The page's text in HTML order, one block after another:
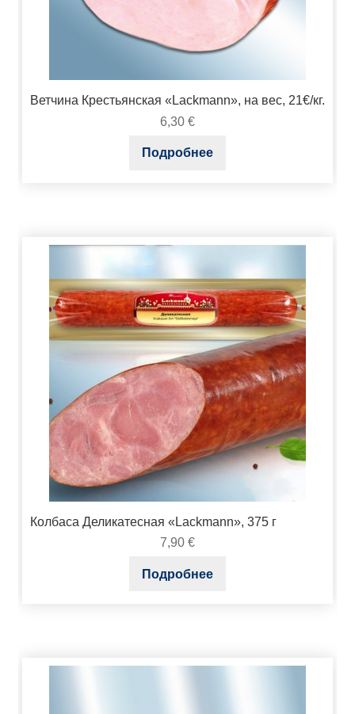
Ветчина Крестьянская «Lackmann», на вес, 21€/кг.
6,30 €
Подробнее
Колбаса Деликатесная «Lackmann», 375 г
7,90 €
Подробнее